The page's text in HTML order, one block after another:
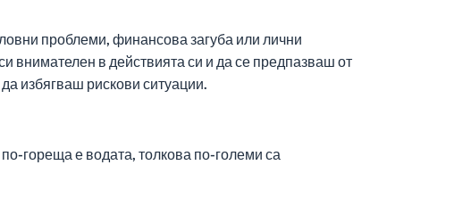
проблеми, финансова загуба или лични
внимателен в действията си и да се предпазваш от
избягваш рискови ситуации.
гореща е водата, толкова по-големи са